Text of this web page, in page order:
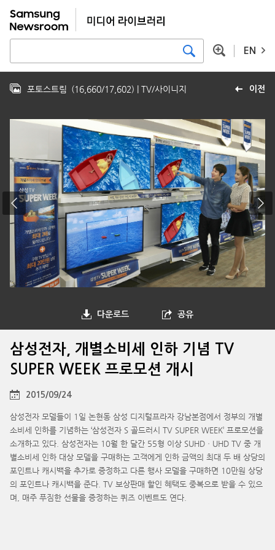
EN
이전
포토스트림 (16,660/17,602) | TV/사이니지
다운로드 공유
삼성전자, 개별소비세 인하 기념 TV
SUPER WEEK 프로모션 개시
2015/09/24
삼성전자 모델들이 1일 논현동 삼성 디지털프라자 강남본점에서 정부의 개별
소비세 인하를 기념하는 ‘삼성전자 S 골드러시 TV SUPER WEEK’ 프로모션을
소개하고 있다. 삼성전자는 10월 한 달간 55형 이상 SUHDㆍUHD TV 중 개
별소비세 인하 대상 모델을 구매하는 고객에게 인하 금액의 최대 두 배 상당의
포인트나 캐시백을 추가로 증정하고 다른 행사 모델을 구매하면 10만원 상당
의 포인트나 캐시백을 준다. TV 보상판매 할인 혜택도 중복으로 받을 수 있으
며, 매주 푸짐한 선물을 증정하는 퀴즈 이벤트도 연다.